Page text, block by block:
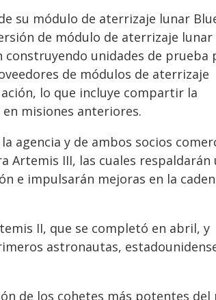
su módulo de aterrizaje lunar
de módulo de aterrizaje lunar
unidades de prueba
de módulos de aterrizaje
lo que incluye compartir la
misiones anteriores.
agencia y de ambos socios
Artemis III, las cuales respaldarán
e impulsarán mejoras en la
II, que se completó en abril, y
astronautas,
de los cohetes más potentes del